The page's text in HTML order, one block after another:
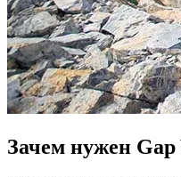
Зачем нужен Gap